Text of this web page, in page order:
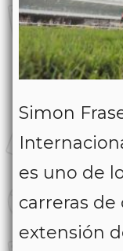
Simon
es uno de
carreras de
extensión